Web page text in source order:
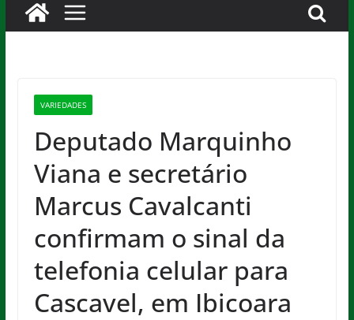
VARIEDADES
Deputado Marquinho
Viana e secretário
Marcus Cavalcanti
confirmam o sinal da
telefonia celular para
Cascavel, em Ibicoara